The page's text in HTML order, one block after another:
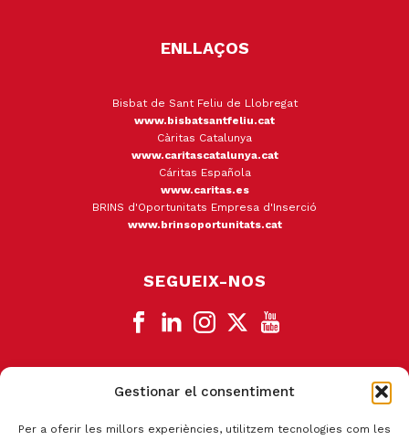
Gestionar el consentiment
Per a oferir les millors experiències, utilitzem tecnologies com les
ENLLAÇOS
Bisbat de Sant Feliu de Llobregat
www.bisbatsantfeliu.cat
Càritas Catalunya
www.caritascatalunya.cat
Cáritas Española
www.caritas.es
BRINS d'Oportunitats Empresa d'Inserció
www.brinsoportunitats.cat
SEGUEIX-NOS
CANAL DE DENÚNCIA